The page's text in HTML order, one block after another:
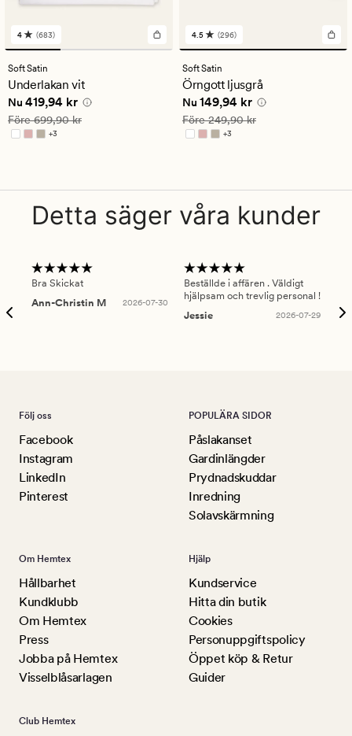
683
omdömen
med
ett
genomsnittligt
betyg
på
4
4 (683)
Soft Satin
Underlakan vit
Nuvarande pris
Nu 419,94 kr
Ordinarie pris 699,90 kr
Före699,90 kr
+3
Finns i fler färger
296
omdömen
med
ett
genomsnittligt
betyg
på
4.5
4.5 (296)
Soft Satin
Örngott ljusgrå
Nuvarande pris
Nu 149,94 kr
Ordinarie pris 249,90 kr
Före249,90 kr
+3
Finns i fler färger
Detta säger våra kunder
Bra Skickat
Ann-Christin M
2026-07-30
Beställde i affären . Väldigt
hjälpsam och trevlig personal !
Jessie
2026-07-29
Följ oss
Facebook
Instagram
LinkedIn
Pinterest
POPULÄRA SIDOR
Påslakanset
Gardinlängder
Prydnadskuddar
Inredning
Solavskärmning
Om Hemtex
Hållbarhet
Kundklubb
Om Hemtex
Press
Jobba på Hemtex
Visselblåsarlagen
Hjälp
Kundservice
Hitta din butik
Cookies
Personuppgiftspolicy
Öppet köp & Retur
Guider
Club Hemtex